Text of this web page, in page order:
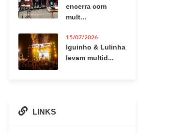
encerra com
mult...
15/07/2026
Iguinho & Lulinha
levam multid...
LINKS